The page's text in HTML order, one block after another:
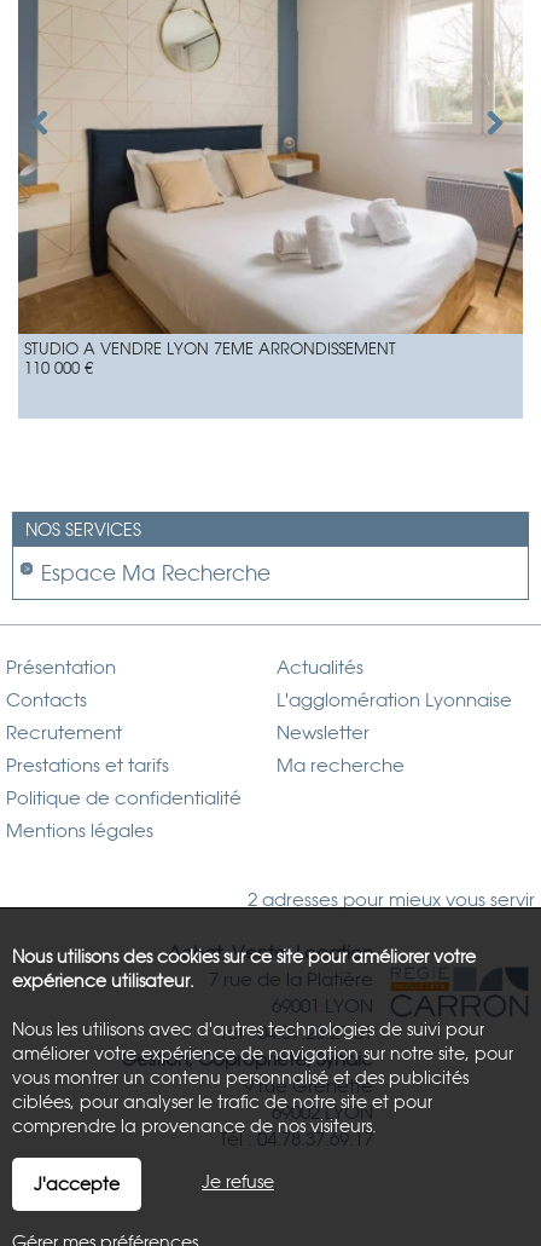
STUDIO A VENDRE LYON 7EME ARRONDISSEMENT
110 000 €
NOS SERVICES
Espace Ma Recherche
Présentation
Contacts
Recrutement
Prestations et tarifs
Politique de confidentialité
Mentions légales
Actualités
L'agglomération Lyonnaise
Newsletter
Ma recherche
2 adresses pour mieux vous servir
Achat, Vente, Location
7 rue de la Platière
69001 LYON
Tél : 04.37.26.21.81
Gestion, Copropriété, Syndic
9 rue Grenette
69002 LYON
Tél : 04.78.37.69.17
Nous utilisons des cookies sur ce site pour améliorer votre
expérience utilisateur.
Nous les utilisons avec d'autres technologies de suivi pour
améliorer votre expérience de navigation sur notre site, pour
vous montrer un contenu personnalisé et des publicités
ciblées, pour analyser le trafic de notre site et pour
comprendre la provenance de nos visiteurs.
J'accepte Je refuse